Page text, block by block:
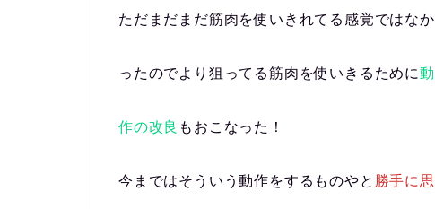
ただまだまだ筋肉を使いきれてる感覚ではなか
ったのでより狙ってる筋肉を使いきるために動
作の改良 もおこなった！
今まではそういう動作をするものやと 勝手に思